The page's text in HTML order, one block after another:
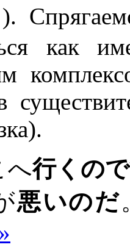
как
へ行くの
悪いのだ